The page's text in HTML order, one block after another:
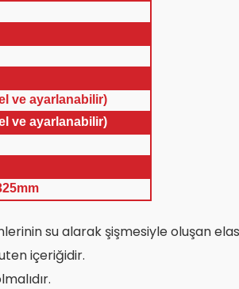
ve ayarlanabilir)
ve ayarlanabilir)
su alarak şişmesiyle oluşan
içeriğidir.